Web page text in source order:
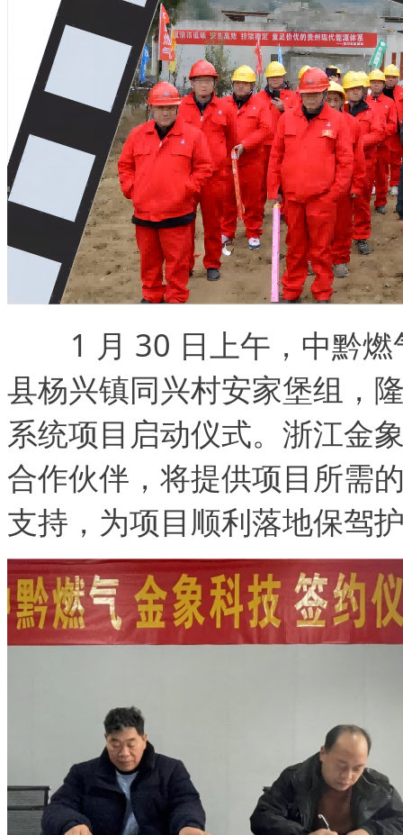
1 月 30 日上午，中黔
县杨兴镇同兴村安家堡组，
系统项目启动仪式。浙江金
合作伙伴，将提供项目所需
支持，为项目顺利落地保驾